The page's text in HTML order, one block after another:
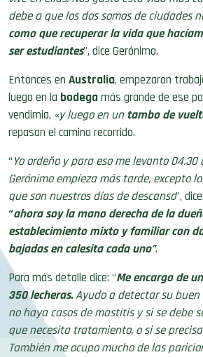
debe a que los dos somos de ciudades
como que recuperar la vida que
ser estudiantes”, dice Gerónimo.
Entonces en Australia, empezaron
luego en la bodegamás grande de ese
vendimia, «yluego en un tambo de
repasan el camino recorrido.
“Yo ordeño y para eso me levanto 04.30
Gerónimo empieza más tarde, excepto
que son nuestros días de descanso”,
“ahora soyla mano derecha de la
establecimiento mixto y familiar con
bajadas en calesita cada uno”.
Para más detalle dice: “Me encargo de
350 lecheras.Ayudo a detectar su buen
no haya casos de mastitis y si se debe
que necesita tratamiento, o si se
También me ocupo mucho de las